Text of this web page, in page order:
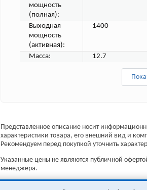
мощность
(полная):
Выходная
мощность
(активная):
1400
Масса: 12.7
Представленное описание носит
характеристики товара, его внешний вид и
Рекомендуем перед покупкой уточнить
Указанные цены не являются публичной
менеджера.